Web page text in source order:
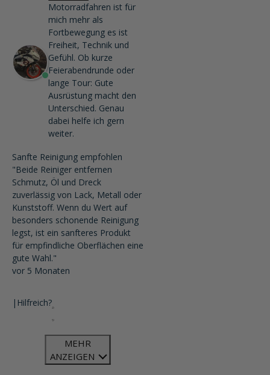
Motorradfahren ist für
mich mehr als
Fortbewegung es ist
Freiheit, Technik und
Gefühl. Ob kurze
Feierabendrunde oder
lange Tour: Gute
Ausrüstung macht den
Unterschied. Genau
dabei helfe ich gern
weiter.
Sanfte Reinigung empfohlen
"Beide Reiniger entfernen
Schmutz, Öl und Dreck
zuverlässig von Lack, Metall oder
Kunststoff. Wenn du Wert auf
besonders schonende Reinigung
legst, ist ein sanfteres Produkt
für empfindliche Oberflächen eine
gute Wahl."
vor 5 Monaten
| Hilfreich?
MEHR
ANZEIGEN